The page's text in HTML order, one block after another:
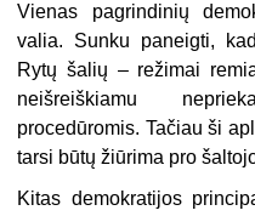
Vienas pagrindinių
valia. Sunku paneigti,
Rytų šalių – režimai
neišreiškiamu
procedūromis. Tačiau ši
tarsi būtų žiūrima pro
Kitas demokratijos